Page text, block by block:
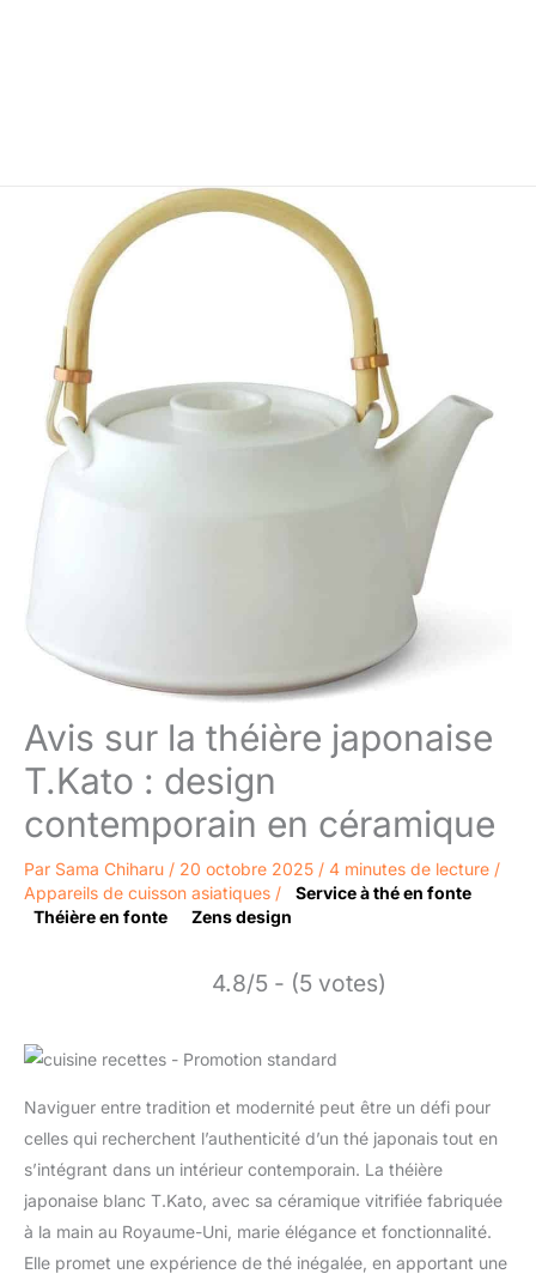
Avis sur la théière japonaise
T.Kato : design
contemporain en céramique
Par Sama Chiharu / 20 octobre 2025 / 4 minutes de lecture /
Appareils de cuisson asiatiques /
Service à thé en fonte
Théière en fonte
Zens design
4.8/5 - (5 votes)
Naviguer entre tradition et modernité peut être un défi pour
celles qui recherchent l’authenticité d’un thé japonais tout en
s’intégrant dans un intérieur contemporain. La théière
japonaise blanc T.Kato, avec sa céramique vitrifiée fabriquée
à la main au Royaume-Uni, marie élégance et fonctionnalité.
Elle promet une expérience de thé inégalée, en apportant une